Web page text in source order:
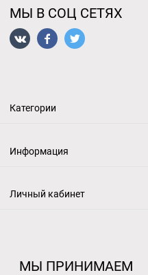
МЫ В СОЦ СЕТЯХ
Категории
Информация
Личный кабинет
МЫ ПРИНИМАЕМ